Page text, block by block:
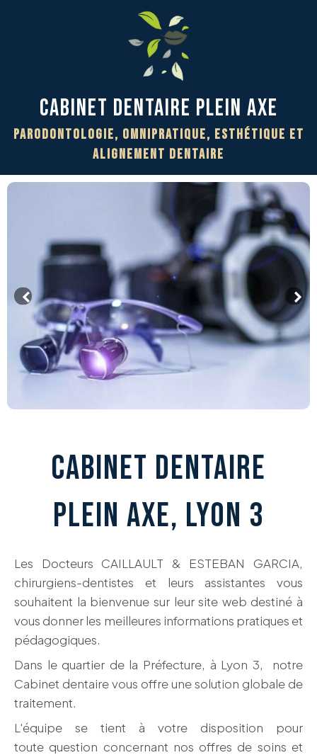
Cabinet Dentaire PLEIN AXE
Parodontologie, Omnipratique, Esthétique et
Alignement Dentaire
CABINET DENTAIRE
PLEIN AXE, LYON 3
Les Docteurs CAILLAULT & ESTEBAN GARCIA,
chirurgiens-dentistes et leurs assistantes vous
souhaitent la bienvenue sur leur site web destiné à
vous donner les meilleures informations pratiques et
pédagogiques.
Dans le quartier de la Préfecture, à Lyon 3, notre
Cabinet dentaire vous offre une solution globale de
traitement.
L'équipe se tient à votre disposition pour
toute question concernant nos offres de soins et